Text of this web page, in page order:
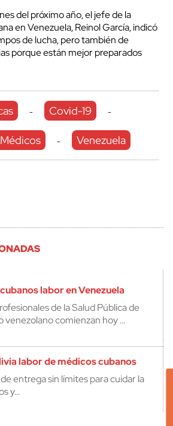
del próximo año, el jefe de la
en Venezuela, Reinol García, indicó
de lucha, pero también de
porque están mejor preparados
- Covid-19 -
Médicos - Venezuela
labor en Venezuela
de la Salud Pública de
comienzan hoy …
labor de médicos cubanos
entrega sin límites para cuidar la
y…